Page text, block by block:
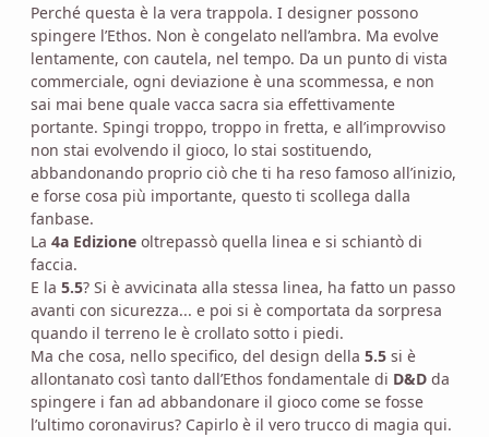
Perché questa è la vera trappola. I designer possono
spingere l’Ethos. Non è congelato nell’ambra. Ma evolve
lentamente, con cautela, nel tempo. Da un punto di vista
commerciale, ogni deviazione è una scommessa, e non
sai mai bene quale vacca sacra sia effettivamente
portante. Spingi troppo, troppo in fretta, e all’improvviso
non stai evolvendo il gioco, lo stai sostituendo,
abbandonando proprio ciò che ti ha reso famoso all’inizio,
e forse cosa più importante, questo ti scollega dalla
fanbase.
La 4a Edizione oltrepassò quella linea e si schiantò di
faccia.
E la 5.5? Si è avvicinata alla stessa linea, ha fatto un passo
avanti con sicurezza... e poi si è comportata da sorpresa
quando il terreno le è crollato sotto i piedi.
Ma che cosa, nello specifico, del design della 5.5 si è
allontanato così tanto dall’Ethos fondamentale di D&D da
spingere i fan ad abbandonare il gioco come se fosse
l’ultimo coronavirus? Capirlo è il vero trucco di magia qui.